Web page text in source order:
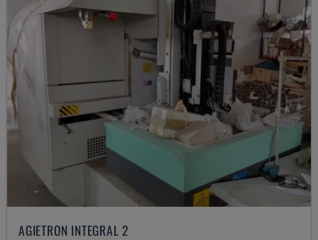
AGIETRON INTEGRAL 2